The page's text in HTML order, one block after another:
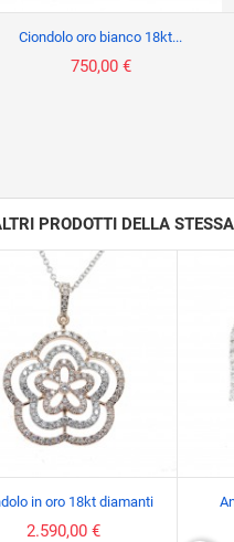
Ciondolo oro bianco 18kt...
750,00 €
PRODOTTI DELLA
in oro 18kt diamanti
2.590,00 €